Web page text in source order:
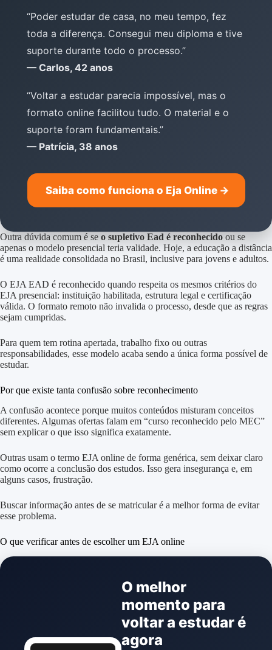
“Poder estudar de casa, no meu tempo, fez
toda a diferença. Consegui meu diploma e tive
suporte durante todo o processo.”
— Carlos, 42 anos
“Voltar a estudar parecia impossível, mas o
formato online facilitou tudo. O material e o
suporte foram fundamentais.”
— Patrícia, 38 anos
Saiba como funciona o Eja Online →
Outra dúvida comum é se o supletivo Ead é reconhecido ou se
apenas o modelo presencial teria validade. Hoje, a educação a distância
é uma realidade consolidada no Brasil, inclusive para jovens e adultos.
O EJA EAD é reconhecido quando respeita os mesmos critérios do
EJA presencial: instituição habilitada, estrutura legal e certificação
válida. O formato remoto não invalida o processo, desde que as regras
sejam cumpridas.
Para quem tem rotina apertada, trabalho fixo ou outras
responsabilidades, esse modelo acaba sendo a única forma possível de
estudar.
Por que existe tanta confusão sobre reconhecimento
A confusão acontece porque muitos conteúdos misturam conceitos
diferentes. Algumas ofertas falam em “curso reconhecido pelo MEC”
sem explicar o que isso significa exatamente.
Outras usam o termo EJA online de forma genérica, sem deixar claro
como ocorre a conclusão dos estudos. Isso gera insegurança e, em
alguns casos, frustração.
Buscar informação antes de se matricular é a melhor forma de evitar
esse problema.
O que verificar antes de escolher um EJA online
O melhor
momento para
voltar a estudar é
agora